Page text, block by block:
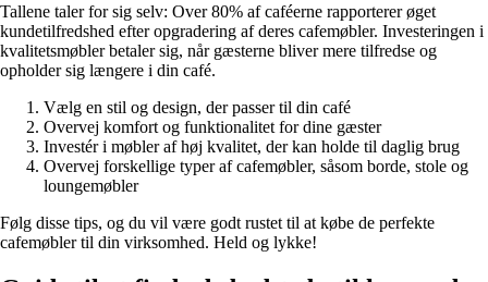
Tallene taler for sig selv: Over 80% af caféerne rapporterer øget
kundetilfredshed efter opgradering af deres cafemøbler. Investeringen i
kvalitetsmøbler betaler sig, når gæsterne bliver mere tilfredse og
opholder sig længere i din café.
Vælg en stil og design, der passer til din café
Overvej komfort og funktionalitet for dine gæster
Investér i møbler af høj kvalitet, der kan holde til daglig brug
Overvej forskellige typer af cafemøbler, såsom borde, stole og
loungemøbler
Følg disse tips, og du vil være godt rustet til at købe de perfekte
cafemøbler til din virksomhed. Held og lykke!